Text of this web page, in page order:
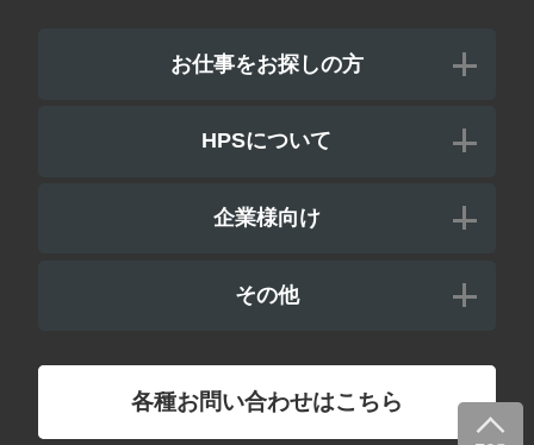
お仕事をお探しの方
HPSについて
企業様向け
その他
各種お問い合わせはこちら